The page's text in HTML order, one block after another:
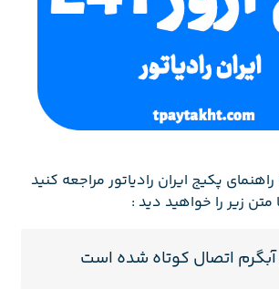
پکیج ایران رادیاتور مراجعه کنید
زیر را خواهید دید :
اتصال کوتاه شده است